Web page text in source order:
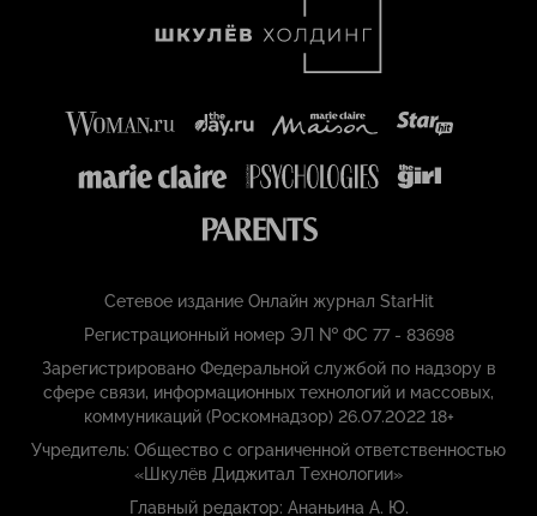
Сетевое издание Онлайн журнал StarHit
Регистрационный номер ЭЛ № ФС 77 - 83698
Зарегистрировано Федеральной службой по надзору в
сфере связи, информационных технологий и массовых,
коммуникаций (Роскомнадзор) 26.07.2022 18+
Учредитель: Общество с ограниченной ответственностью
«Шкулёв Диджитал Технологии»
Главный редактор: Ананьина А. Ю.